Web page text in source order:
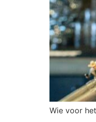
Wie voor